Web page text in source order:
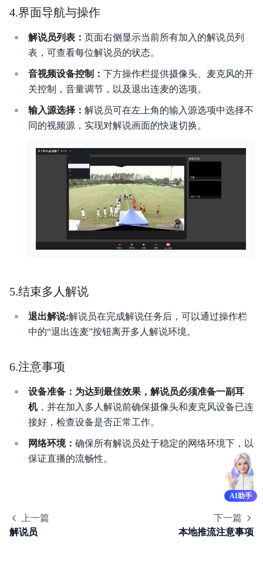
4.界面导航与操作
解说员列表： 页面右侧显示当前所有加入的解说员列
表，可查看每位解说员的状态。
音视频设备控制： 下方操作栏提供摄像头、麦克风的开
关控制，音量调节，以及退出连麦的选项。
输入源选择： 解说员可在左上角的输入源选项中选择不
同的视频源，实现对解说画面的快速切换。
5.结束多人解说
退出解说:解说员在完成解说任务后，可以通过操作栏
中的“退出连麦”按钮离开多人解说环境。
6.注意事项
设备准备：为达到最佳效果，解说员必须准备一副耳
机，并在加入多人解说前确保摄像头和麦克风设备已连
接好，检查设备是否正常工作。
网络环境： 确保所有解说员处于稳定的网络环境下，以
保证直播的流畅性。
上一篇
解说员
下一篇
本地推流注意事项
AI助手